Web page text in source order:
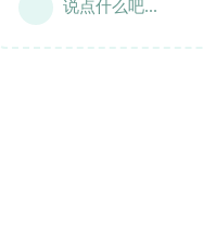
说点什么吧...